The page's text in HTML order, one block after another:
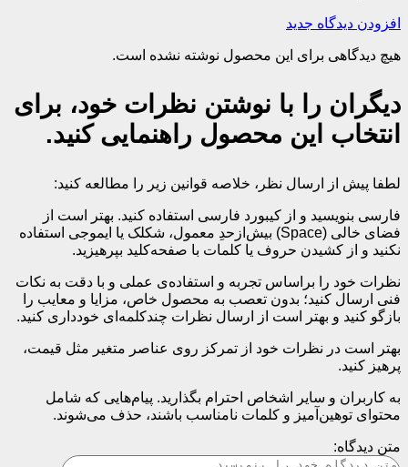
افزودن دیدگاه جدید
هیچ دیدگاهی برای این محصول نوشته نشده است.
دیگران را با نوشتن نظرات خود، برای
انتخاب این محصول راهنمایی کنید.
لطفا پیش از ارسال نظر، خلاصه قوانین زیر را مطالعه کنید:
فارسی بنویسید و از کیبورد فارسی استفاده کنید. بهتر است از
فضای خالی (Space) بیش‌از‌حدِ معمول، شکلک یا ایموجی استفاده
نکنید و از کشیدن حروف یا کلمات با صفحه‌کلید بپرهیزید.
نظرات خود را براساس تجربه و استفاده‌ی عملی و با دقت به نکات
فنی ارسال کنید؛ بدون تعصب به محصول خاص، مزایا و معایب را
بازگو کنید و بهتر است از ارسال نظرات چندکلمه‌‌ای خودداری کنید.
بهتر است در نظرات خود از تمرکز روی عناصر متغیر مثل قیمت،
پرهیز کنید.
به کاربران و سایر اشخاص احترام بگذارید. پیام‌هایی که شامل
محتوای توهین‌آمیز و کلمات نامناسب باشند، حذف می‌شوند.
متن دیدگاه: